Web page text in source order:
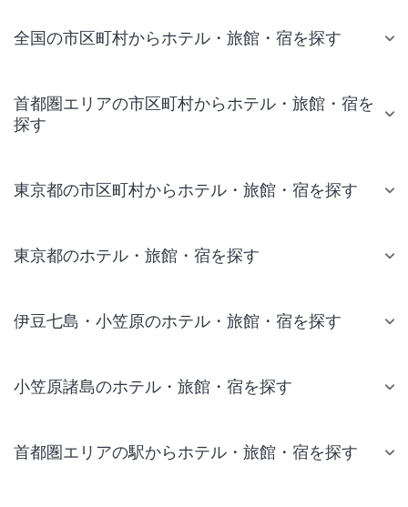
全国の市区町村からホテル・旅館・宿を探す
首都圏エリアの市区町村からホテル・旅館・宿を
探す
東京都の市区町村からホテル・旅館・宿を探す
東京都のホテル・旅館・宿を探す
伊豆七島・小笠原のホテル・旅館・宿を探す
小笠原諸島のホテル・旅館・宿を探す
首都圏エリアの駅からホテル・旅館・宿を探す